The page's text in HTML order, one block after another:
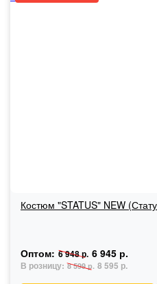
Костюм "STATUS" NEW
Оптом: 6 948 р. 6 945 р.
В розницу: 8 599 р. 8 595 р.